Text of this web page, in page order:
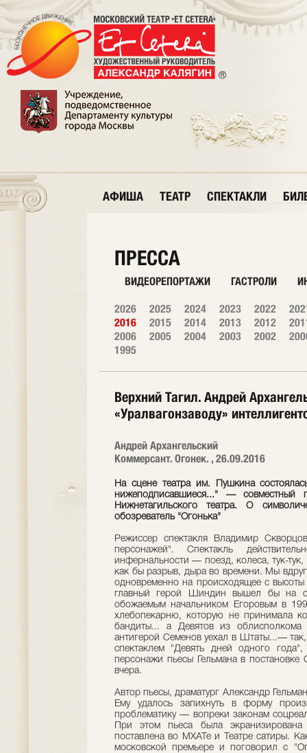
АФИША ТЕАТР СПЕКТАКЛИ
ПРЕССА
ВИДЕОРЕПОРТАЖИ ГАСТРОЛИ
2026 2025 2024 2023 2022
2016
2015 2014 2013 2012
2006
2005 2004 2003 2002
1995
Верхний Тагил. Андрей
«Уралвагонзаводу»
Андрей Архангельский
Коммерсант. Огонек. , 26.09.2016
На сцене театра им. Пушкина
нижеподписавшиеся..." — совместный
Нижнетагильского театра. О
обозреватель "Огонька"
Режиссер спектакля Владимир
персонажей". Спектакль
инфернальности — поезд, колеса, тук-
как бы разрыв, дыра во времени. Мы
одновременно на происходящее с
главный герой Шиндин вышел бы на
обожаемым начальником Егоровым в
хлебопекарню, которую не принимала
бандиты... а Девятов из
антигерой Семенов уехал в Штаты...—
спектаклем "Девять дней одного
персонажи пьесы Гельмана в
вчера.
Автор пьесы, драматург Александр
Ему удалось запихнуть в форму
проблематику — вопреки законам
При этом пьеса была
поставлена во МХАТе и Театре сатиры.
московской премьере и поговорил с